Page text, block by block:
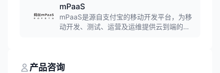
mPaaS
mPaaS是源自支付宝的移动开发平台，为移
动开发、测试、运营及运维提供云到端的一
高质量的移动应用。
产品咨询